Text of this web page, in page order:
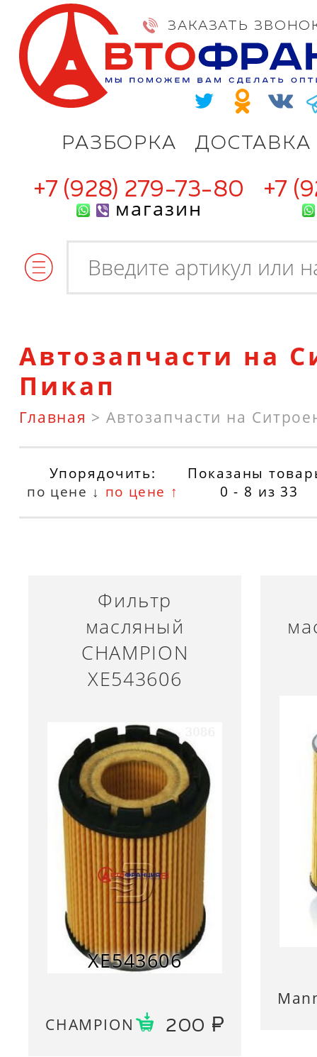
РАЗБОРКА ДОСТАВКА
ЗАКАЗАТЬ
+7 (928) 279-73-80
магазин
+7
Автозапчасти на
Пикап
Главная > Автозапчасти на
Упорядочить:
по цене ↓ по цене ↑
Показаны
0 - 8 из33
Фильтр
масляный
CHAMPION
XE543606
XE543606
CHAMPION 200